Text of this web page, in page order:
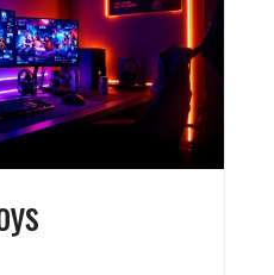
på nya sätt
och
teknikskiftet: Den
öppnar nya